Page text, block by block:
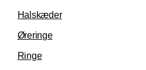
Halskæder
Øreringe
Ringe